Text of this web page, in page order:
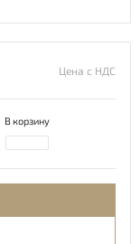
Цена с НДС
В корзину